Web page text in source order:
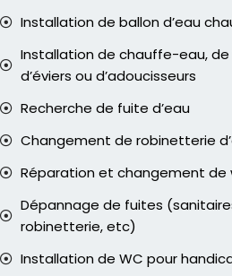
Installation de ballon d’eau
Installation de chauffe-eau, de
d’éviers ou d’adoucisseurs
Recherche de fuite d’eau
Changement de robinetterie
Réparation et changement de
Dépannage de fuites
robinetterie, etc)
Installation de WC pour